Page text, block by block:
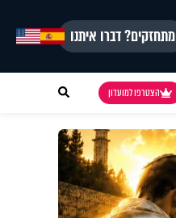
מתחזקים? דברו איתנו
הצטרפו למועדון